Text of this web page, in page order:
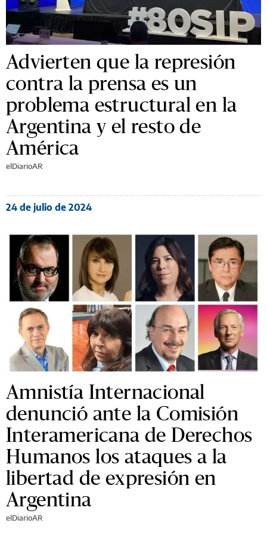
Advierten que la represión
contra la prensa es un
problema estructural en la
Argentina y el resto de
América
elDiarioAR
24 de julio de 2024
Amnistía Internacional
denunció ante la Comisión
Interamericana de Derechos
Humanos los ataques a la
libertad de expresión en
Argentina
elDiarioAR